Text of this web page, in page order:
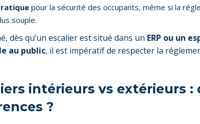
pour la sécurité des occupants, même si la
souple.
dès qu’un escalier est situé dans un ERP ou un
au public, il est impératif de respecter la
intérieurs vs extérieurs :
?